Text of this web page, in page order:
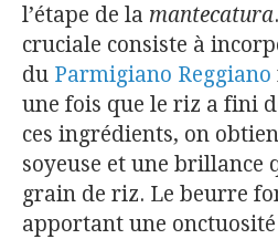
l’étape de la mantecatura
cruciale consiste à
du Parmigiano Reggiano
une fois que le riz a fini
ces ingrédients, on
soyeuse et une brillance
grain de riz. Le beurre
apportant une